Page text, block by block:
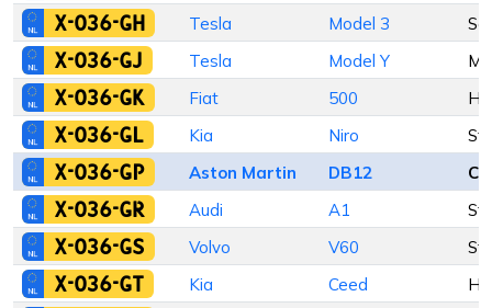
X-036-GH Tesla Model 3
X-036-GJ Tesla Model Y
X-036-GK Fiat 500
X-036-GL Kia Niro
X-036-GP Aston Martin DB12
X-036-GR Audi A1
X-036-GS Volvo V60
X-036-GT Kia Ceed